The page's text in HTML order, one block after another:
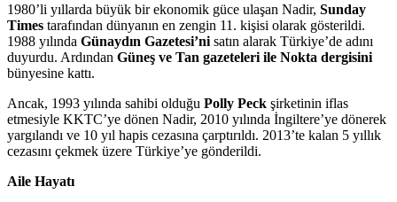
1980’li yıllarda büyük bir ekonomik güce ulaşan Nadir, Sunday
Times tarafından dünyanın en zengin 11. kişisi olarak gösterildi.
1988 yılında Günaydın Gazetesi’ni satın alarak Türkiye’de adını
duyurdu. Ardından Güneş ve Tan gazeteleri ile Nokta dergisini
bünyesine kattı.
Ancak, 1993 yılında sahibi olduğu Polly Peck şirketinin iflas
etmesiyle KKTC’ye dönen Nadir, 2010 yılında İngiltere’ye dönerek
yargılandı ve 10 yıl hapis cezasına çarptırıldı. 2013’te kalan 5 yıllık
cezasını çekmek üzere Türkiye’ye gönderildi.
Aile Hayatı